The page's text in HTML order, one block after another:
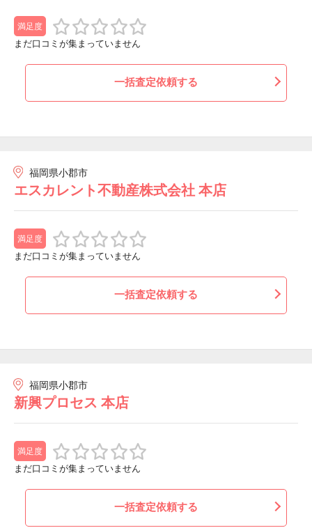
満足度
まだ口コミが集まっていません
一括査定依頼する
福岡県小郡市
エスカレント不動産株式会社 本店
満足度
まだ口コミが集まっていません
一括査定依頼する
福岡県小郡市
新興プロセス 本店
満足度
まだ口コミが集まっていません
一括査定依頼する